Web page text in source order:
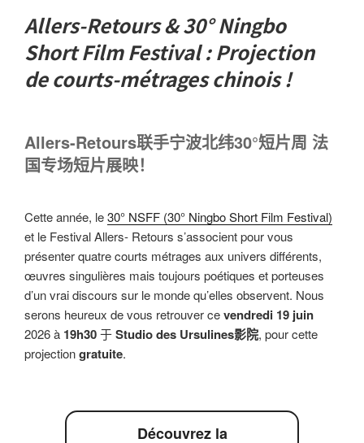
Allers-Retours & 30° Ningbo
Short Film Festival : Projection
de courts-métrages chinois !
Allers-Retours联手宁波北纬30°短片周 法
国专场短片展映！
Cette année, le30° NSFF (30° Ningbo Short Film Festival)
et le Festival Allers- Retours s’associent pour vous
présenter quatre courts métrages aux univers différents,
œuvres singulières mais toujours poétiques et porteuses
d’un vrai discours sur le monde qu’elles observent. Nous
serons heureux de vous retrouver cevendredi 19 juin
2026 à 19h30于Studio des Ursulines影院, pour cette
projectiongratuite.
Découvrez la